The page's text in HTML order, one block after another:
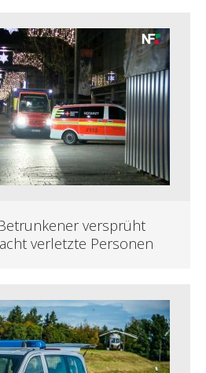
versprüht
verletzte Personen